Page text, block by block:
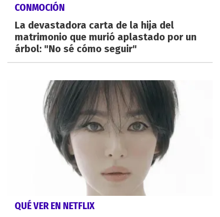
CONMOCIÓN
La devastadora carta de la hija del
matrimonio que murió aplastado por un
árbol: "No sé cómo seguir"
QUÉ VER EN NETFLIX